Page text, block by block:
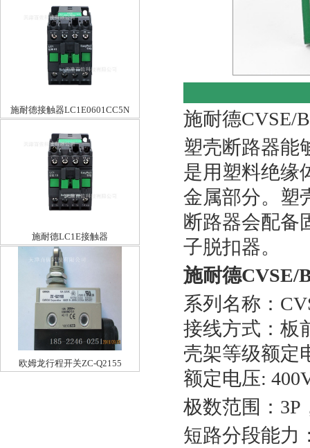
施耐德接触器LC1E0601CC5N
施耐德LC1E接触器
LC1E1210CC5N12A36V
欧姆龙行程开关ZC-Q2155
施耐德CVSE/
塑壳断路器能
是用塑料绝缘
金属部分。塑
断路器会配备
子脱扣器。
施耐德CVSE/
系列名称：
接线方式：板
壳架等级额定
额定电压:
极数范围：3P
短路分段能力